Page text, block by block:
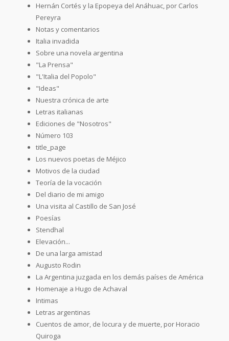
Hernán Cortés y la Epopeya del Anáhuac, por Carlos
Pereyra
Notas y comentarios
Italia invadida
Sobre una novela argentina
"La Prensa"
"L'Italia del Popolo"
"Ideas"
Nuestra crónica de arte
Letras italianas
Ediciones de "Nosotros"
Número 103
title_page
Los nuevos poetas de Méjico
Motivos de la ciudad
Teoría de la vocación
Del diario de mi amigo
Una visita al Castillo de San José
Poesías
Stendhal
Elevación...
De una larga amistad
Augusto Rodin
La Argentina juzgada en los demás países de América
Homenaje a Hugo de Achaval
Intimas
Letras argentinas
Cuentos de amor, de locura y de muerte, por Horacio
Quiroga